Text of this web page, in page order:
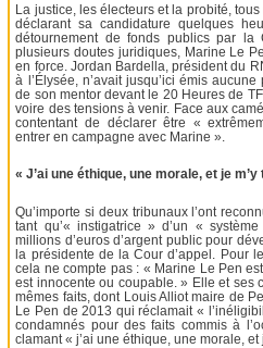
La justice, les électeurs et la probité,
déclarant sa candidature quelques
détournement de fonds publics par la
plusieurs doutes juridiques, Marine Le
en force. Jordan Bardella, président du
à l’Élysée, n’avait jusqu’ici émis
de son mentor devant le 20 Heures de
voire des tensions à venir. Face aux
contentant de déclarer être «
entrer en campagne avec Marine ».
« J’ai une éthique, une morale, et je m’y
Qu’importe si deux tribunaux l’ont
tant qu’« instigatrice » d’un «
millions d’euros d’argent public pour
la présidente de la Cour d’appel. Pour
cela ne compte pas : « Marine Le Pen
est innocente ou coupable. » Elle et ses
mêmes faits, dont Louis Alliot maire de
Le Pen de 2013 qui réclamait «
condamnés pour des faits commis à
clamant « j’ai une éthique, une morale, et